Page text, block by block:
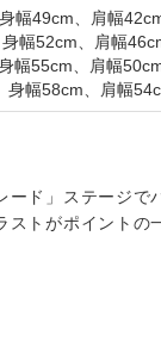
幅49cm、肩幅
幅52cm、肩幅
幅55cm、肩幅
身幅58cm、肩幅
ド」ステージ
ストがポイント